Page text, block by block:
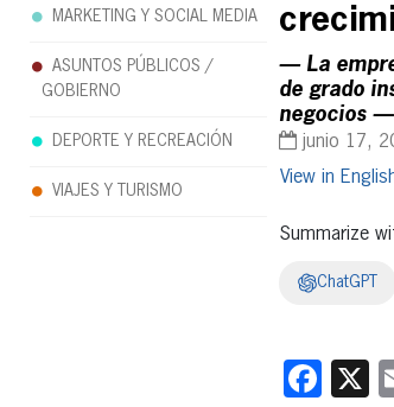
— La
de grado
negocios —
junio 17,
Summarize
ChatGPT
X
MARKETING Y SOCIAL MEDIA
ASUNTOS PÚBLICOS /
GOBIERNO
DEPORTE Y RECREACIÓN
VIAJES Y TURISMO